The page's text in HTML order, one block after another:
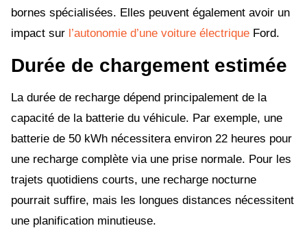
bornes spécialisées. Elles peuvent également avoir un
impact sur l’autonomie d’une voiture électrique Ford.
Durée de chargement estimée
La durée de recharge dépend principalement de la
capacité de la batterie du véhicule. Par exemple, une
batterie de 50 kWh nécessitera environ 22 heures pour
une recharge complète via une prise normale. Pour les
trajets quotidiens courts, une recharge nocturne
pourrait suffire, mais les longues distances nécessitent
une planification minutieuse.